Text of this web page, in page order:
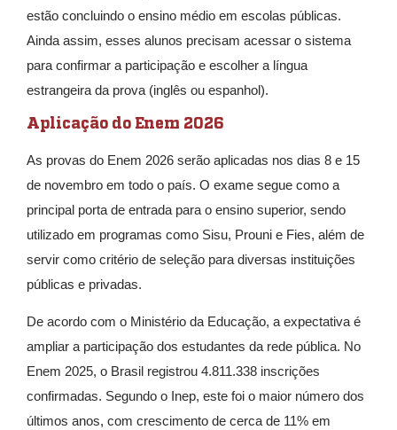
estão concluindo o ensino médio em escolas públicas.
Ainda assim, esses alunos precisam acessar o sistema
para confirmar a participação e escolher a língua
estrangeira da prova (inglês ou espanhol).
Aplicação do Enem 2026
As provas do Enem 2026 serão aplicadas nos dias 8 e 15
de novembro em todo o país. O exame segue como a
principal porta de entrada para o ensino superior, sendo
utilizado em programas como Sisu, Prouni e Fies, além de
servir como critério de seleção para diversas instituições
públicas e privadas.
De acordo com o Ministério da Educação, a expectativa é
ampliar a participação dos estudantes da rede pública. No
Enem 2025, o Brasil registrou 4.811.338 inscrições
confirmadas. Segundo o Inep, este foi o maior número dos
últimos anos, com crescimento de cerca de 11% em